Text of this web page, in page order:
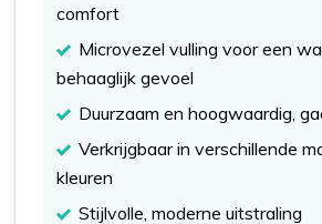
comfort
Microvezel vulling voor een
behaaglijk gevoel
Duurzaam en hoogwaardig,
Verkrijgbaar in verschillende
kleuren
Stijlvolle, moderne uitstraling